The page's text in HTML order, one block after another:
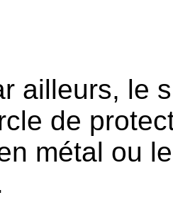
ailleurs, le
de
métal ou